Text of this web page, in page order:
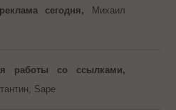
сегодня,
Михаил
работы со ссылками,
Sape